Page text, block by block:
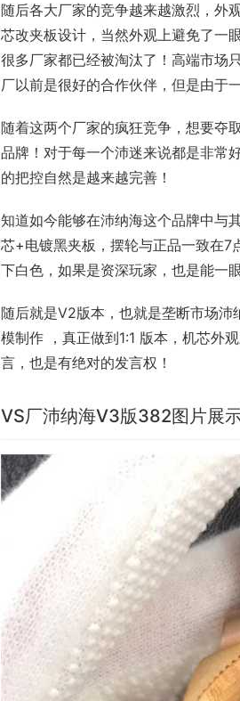
随后各大厂家的竞争越来越激烈，外
芯改夹板设计，当然外观上避免了一
很多厂家都已经被淘汰了！高端市场
厂以前是很好的合作伙伴，但是由于
随着这两个厂家的疯狂竞争，想要夺
品牌！对于每一个沛迷来说都是非常
的把控自然是越来越完善！
知道如今能够在沛纳海这个品牌中与
芯+电镀黑夹板，摆轮与正品一致在7
下白色，如果是资深玩家，也是能一
随后就是V2版本，也就是垄断市场
模制作 ，真正做到1:1 版本，机芯外
言，也是有绝对的发言权！
VS厂沛纳海V3版382图片展